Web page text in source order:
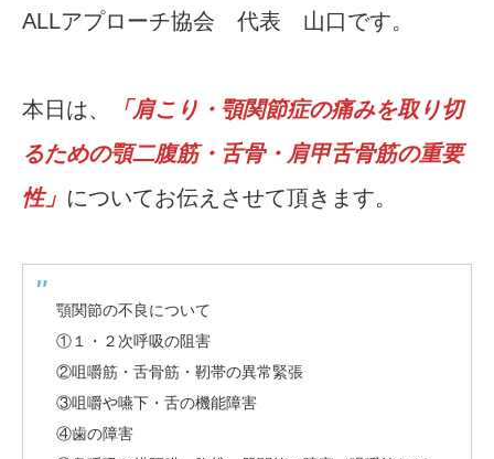
ALLアプローチ協会 代表 山口です。
本日は、
「肩こり・顎関節症の痛みを取り切
るための顎二腹筋・舌骨・肩甲舌骨筋の重要
性」 についてお伝えさせて頂きます。
顎関節の不良について
①１・２次呼吸の阻害
②咀嚼筋・舌骨筋・靭帯の異常緊張
③咀嚼や嚥下・舌の機能障害
④歯の障害